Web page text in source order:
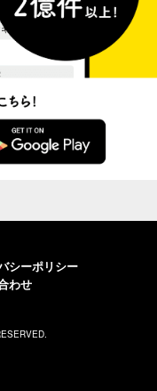
シーポリシー
わせ